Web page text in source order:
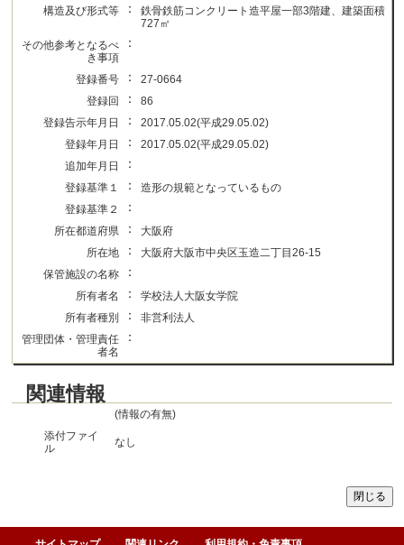
構造及び形式等
：
鉄骨鉄筋コンクリート造平屋一部3階建、建築面積
727㎡
その他参考となるべ
き事項
：
登録番号 ：
27-0664
登録回
：
86
登録告示年月日
：
2017.05.02(平成29.05.02)
登録年月日
：
2017.05.02(平成29.05.02)
追加年月日
：
登録基準１ ：
造形の規範となっているもの
登録基準２
：
所在都道府県 ：
大阪府
所在地
：
大阪府大阪市中央区玉造二丁目26-15
保管施設の名称
：
所有者名 ：
学校法人大阪女学院
所有者種別
：
非営利法人
管理団体・管理責任
者名
：
関連情報
(情報の有無)
添付ファイ
ル
なし